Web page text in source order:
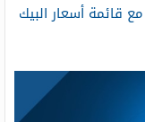
قائمة أسعار البيك